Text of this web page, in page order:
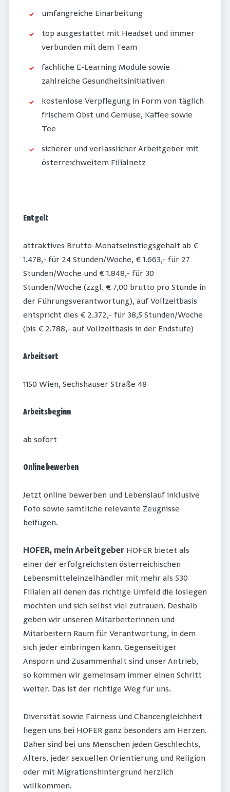
umfangreiche Einarbeitung
top ausgestattet mit Headset und immer
verbunden mit dem Team
fachliche E-Learning Module sowie
zahlreiche Gesundheitsinitiativen
kostenlose Verpflegung in Form von täglich
frischem Obst und Gemüse, Kaffee sowie
Tee
sicherer und verlässlicher Arbeitgeber mit
österreichweitem Filialnetz
Entgelt
attraktives Brutto-Monatseinstiegsgehalt ab €
1.478,- für 24 Stunden/Woche, € 1.663,- für 27
Stunden/Woche und € 1.848,- für 30
Stunden/Woche (zzgl. € 7,00 brutto pro Stunde in
der Führungsverantwortung), auf Vollzeitbasis
entspricht dies € 2.372,- für 38,5 Stunden/Woche
(bis € 2.788,- auf Vollzeitbasis in der Endstufe)
Arbeitsort
1150 Wien, Sechshauser Straße 48
Arbeitsbeginn
ab sofort
Online bewerben
Jetzt online bewerben und Lebenslauf inklusive
Foto sowie sämtliche relevante Zeugnisse
beifügen.
HOFER, mein Arbeitgeber HOFER bietet als
einer der erfolgreichsten österreichischen
Lebensmitteleinzelhändler mit mehr als 530
Filialen all denen das richtige Umfeld die loslegen
möchten und sich selbst viel zutrauen. Deshalb
geben wir unseren Mitarbeiterinnen und
Mitarbeitern Raum für Verantwortung, in dem
sich jeder einbringen kann. Gegenseitiger
Ansporn und Zusammenhalt sind unser Antrieb,
so kommen wir gemeinsam immer einen Schritt
weiter. Das ist der richtige Weg für uns.
Diversität sowie Fairness und Chancengleichheit
liegen uns bei HOFER ganz besonders am Herzen.
Daher sind bei uns Menschen jeden Geschlechts,
Alters, jeder sexuellen Orientierung und Religion
oder mit Migrationshintergrund herzlich
willkommen.